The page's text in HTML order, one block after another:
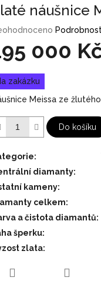
náušnice
000
zakázku
Meissa ze
Do košíku
:
diamanty:
kameny:
celkem:
a čistota diamantů:
šperku:
zlata: